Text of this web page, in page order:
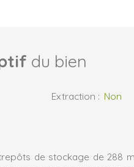
du bien
Extraction : Non
de stockage de 288